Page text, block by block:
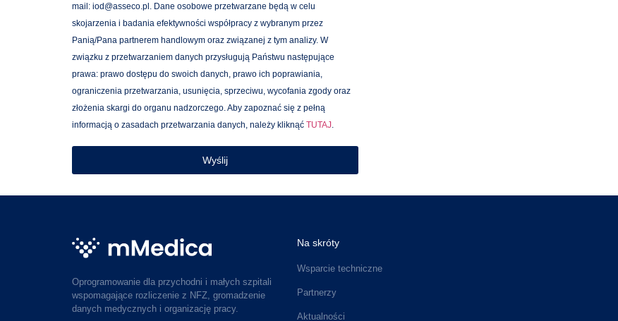
mail: iod@asseco.pl. Dane osobowe przetwarzane będą w celu
skojarzenia i badania efektywności współpracy z wybranym przez
Panią/Pana partnerem handlowym oraz związanej z tym analizy. W
związku z przetwarzaniem danych przysługują Państwu następujące
prawa: prawo dostępu do swoich danych, prawo ich poprawiania,
ograniczenia przetwarzania, usunięcia, sprzeciwu, wycofania zgody oraz
złożenia skargi do organu nadzorczego. Aby zapoznać się z pełną
informacją o zasadach przetwarzania danych, należy kliknąć TUTAJ
Wyślij
Oprogramowanie dla przychodni i małych szpitali
wspomagające rozliczenie z NFZ, gromadzenie
danych medycznych i organizację pracy.
Na skróty
Wsparcie techniczne
Partnerzy
Aktualności